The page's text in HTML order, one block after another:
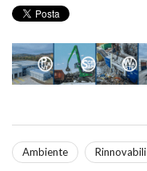
Ambiente Rinnovabili